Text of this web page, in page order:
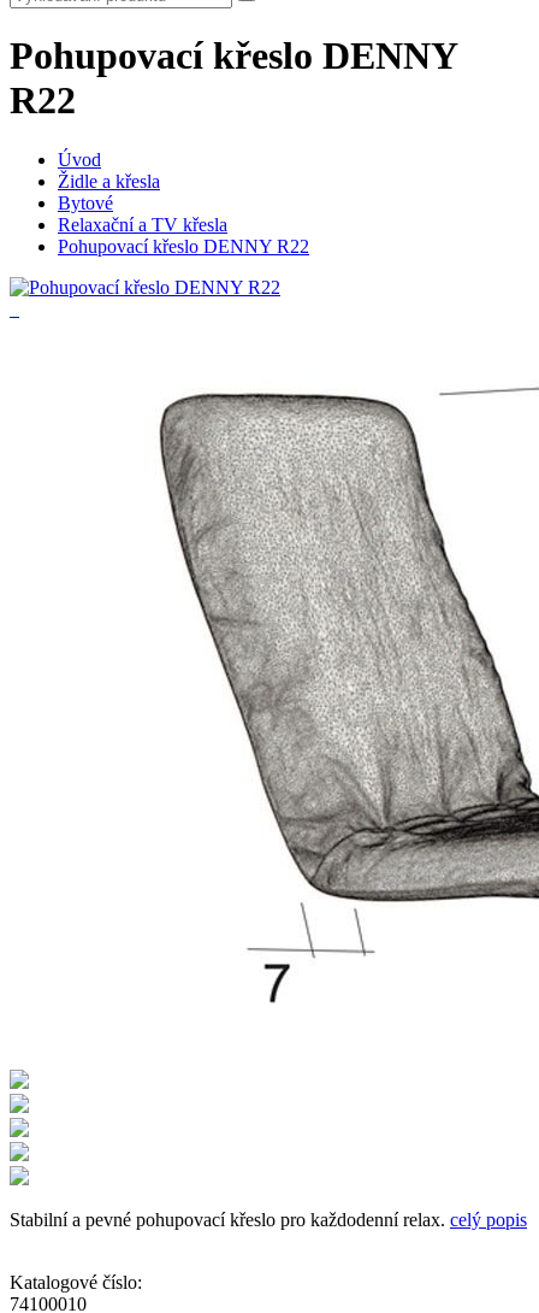
Pohupovací křeslo DENNY
R22
Úvod
Židle a křesla
Bytové
Relaxační a TV křesla
Pohupovací křeslo DENNY R22
Stabilní a pevné pohupovací křeslo pro každodenní relax. celý popis
Katalogové číslo:
74100010